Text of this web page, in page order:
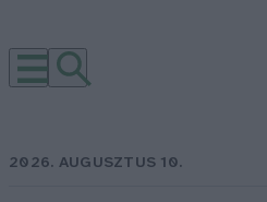
2026. AUGUSZTUS 10.